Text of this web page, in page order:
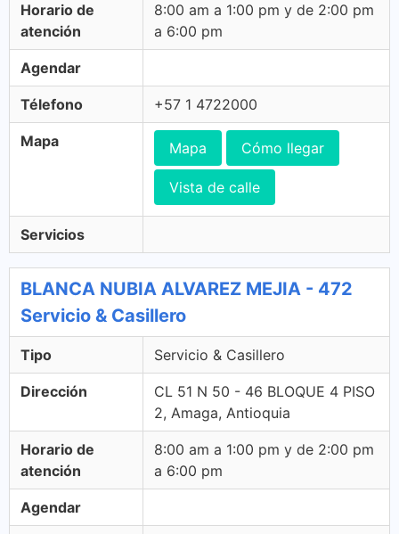
Horario de
atención
8:00 am a 1:00 pm y de 2:00 pm
a 6:00 pm
Agendar
Télefono +57 1 4722000
Mapa Mapa Cómo llegar
Vista de calle
Servicios
BLANCA NUBIA ALVAREZ MEJIA - 472
Servicio & Casillero
Tipo Servicio & Casillero
Dirección
CL 51 N 50 - 46 BLOQUE 4 PISO
2, Amaga, Antioquia
Horario de
atención
8:00 am a 1:00 pm y de 2:00 pm
a 6:00 pm
Agendar